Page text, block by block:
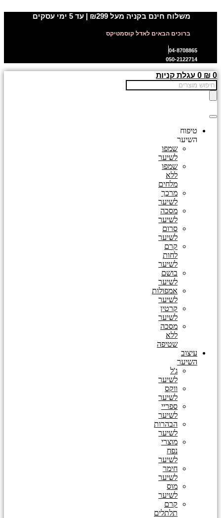
משלוח חינם בקניה מעל ₪299 | עד 5 ימי עסקים
ברוכים הבאים לאדל קוסמטיקס
04-8708865
050-2122714
₪ 0
0 עגלת קניות
Products
search
טיפוח
השיער
שמפו
לשיער
שמפו
ללא
מלחים
מרכך
לשיער
מסכה
לשיער
סרום
לשיער
קרם
לחות
לשיער
בושם
לשיער
אמפולות
לשיער
קרטין
לשיער
מסכה
ללא
שטיפה
עיצוב
השיער
ג'ל
לשיער
ווקס
לשיער
ספריי
לשיער
הבהרות
לשיער
מוצרי
נפח
לשיער
חימר
לשיער
מוס
לשיער
קרם
תלתלים